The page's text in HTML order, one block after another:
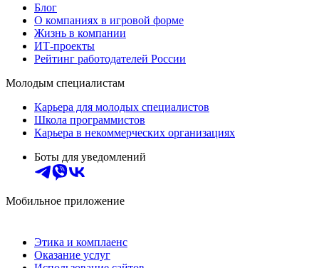
Блог
О компаниях в игровой форме
Жизнь в компании
ИТ-проекты
Рейтинг работодателей России
Молодым специалистам
Карьера для молодых специалистов
Школа программистов
Карьера в некоммерческих организациях
Боты для уведомлений
Мобильное приложение
Этика и комплаенс
Оказание услуг